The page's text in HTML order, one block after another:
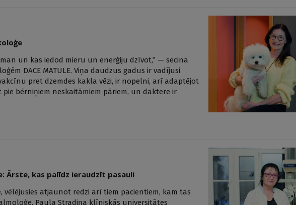
un kas iedod mieru un enerģiju dzīvot,” — secina
DACE MATULE. Viņa daudzus gadus ir vadījusi
pret dzemdes kakla vēzi, ir nopelni, arī adaptējot
bērniņiem neskaitāmiem pāriem, un daktere ir
Ārste, kas palīdz ieraudzīt pasauli
vēlējusies atjaunot redzi arī tiem pacientiem, kam tas
Paula Stradiņa klīniskās universitātes